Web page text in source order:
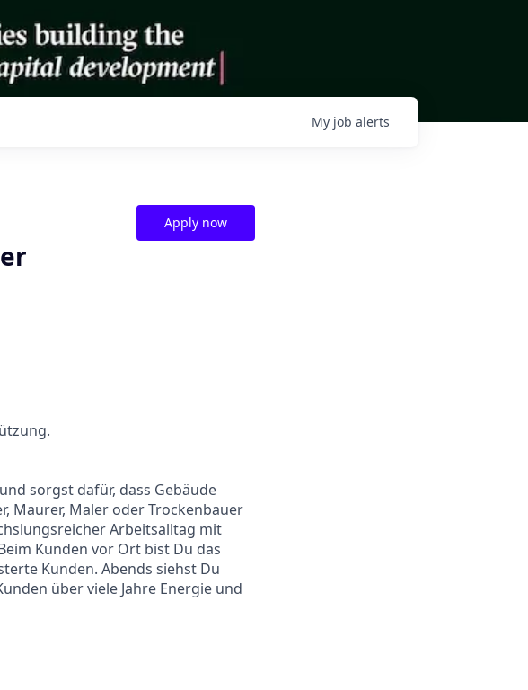
My job alerts
Apply now
sorgst dafür, dass Gebäude
Maurer, Maler oder Trockenbauer
Arbeitsalltag mit
Kunden vor Ort bist Du das
Kunden. Abends siehst Du
über viele Jahre Energie und